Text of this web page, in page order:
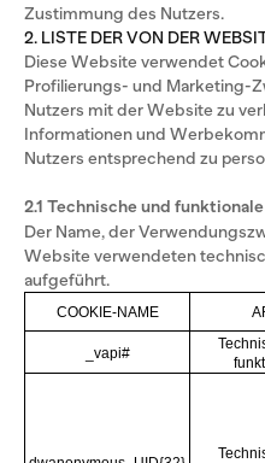
Zustimmung des Nutzers.
2. LISTE DER VON DER
Diese Website verwendet
Profilierungs- und Marketing-
Nutzers mit der Website zu
Informationen und
Nutzers entsprechend zu
2.1 Technische und
Der Name, der
Website verwendeten
aufgeführt.
COOKIE-NAME
_vapi#